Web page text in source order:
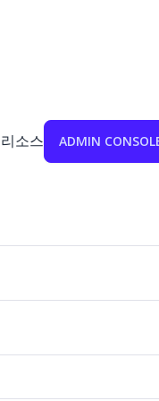
리소스 ADMIN